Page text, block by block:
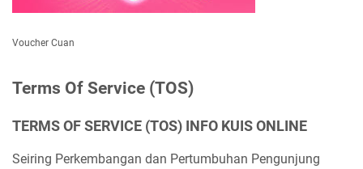
Voucher Cuan
Terms Of Service (TOS)
TERMS OF SERVICE (TOS) INFO KUIS ONLINE
Seiring Perkembangan dan Pertumbuhan Pengunjung